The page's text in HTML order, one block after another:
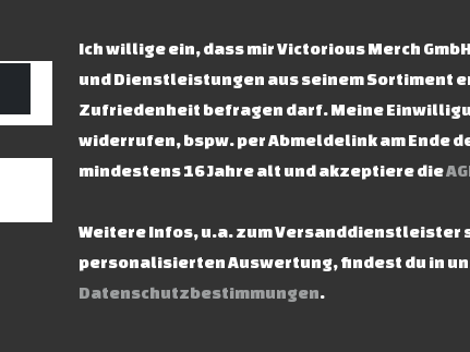
Ich willige ein, dass mir Victorious Merch
und Dienstleistungen aus seinem Sortiment
Zufriedenheit befragen darf. Meine
widerrufen, bspw. per Abmeldelink am Ende
mindestens 16 Jahre alt und akzeptiere die
Weitere Infos, u.a. zum Versanddienstleister
personalisierten Auswertung, findest du in
Datenschutzbestimmungen.